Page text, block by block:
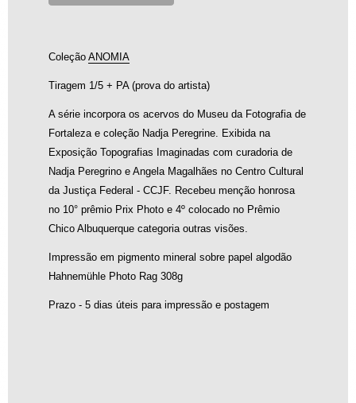
Ogum virou Jorge na gira das cor...
R$
Coleção ANOMIA
Tiragem 1/5 + PA (prova do artista)
A série incorpora os acervos do Museu da Fotografia de
Fortaleza e coleção Nadja Peregrine. Exibida na
Exposição Topografias Imaginadas com curadoria de
Nadja Peregrino e Angela Magalhães no Centro Cultural
da Justiça Federal - CCJF. Recebeu menção honrosa
no 10° prêmio Prix Photo e 4º colocado no Prêmio
Chico Albuquerque categoria outras visões.
Impressão em pigmento mineral sobre papel algodão
Hahnemühle Photo Rag 308g
Prazo - 5 dias úteis para impressão e postagem